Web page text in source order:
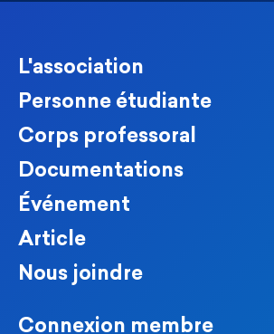
L'association
Personne étudiante
Corps professoral
Documentations
Événement
Article
Nous joindre
Connexion membre